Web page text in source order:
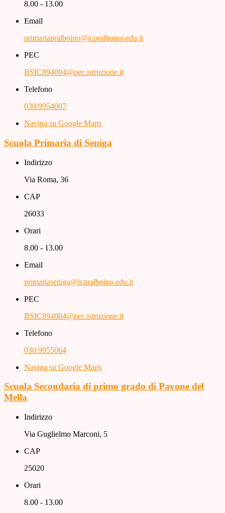
8.00 - 13.00
Email
primariapralboino@icpralboino.edu.it
PEC
BSIC894004@pec.istruzione.it
Telefono
030/9954007
Naviga su Google Maps
Scuola Primaria di Seniga
Indirizzo
Via Roma, 36
CAP
26033
Orari
8.00 - 13.00
Email
primariaseniga@icpralboino.edu.it
PEC
BSIC894004@pec.istruzione.it
Telefono
030.9955064
Naviga su Google Maps
Scuola Secondaria di primo grado di Pavone del
Mella
Indirizzo
Via Guglielmo Marconi, 5
CAP
25020
Orari
8.00 - 13.00